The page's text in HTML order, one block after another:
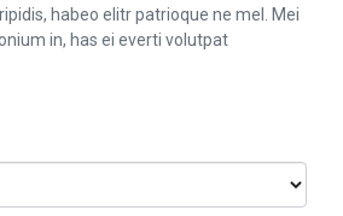
habeo elitr patrioque ne mel. Mei
in, has ei everti volutpat